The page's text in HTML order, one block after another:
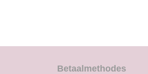
Betaalmethodes